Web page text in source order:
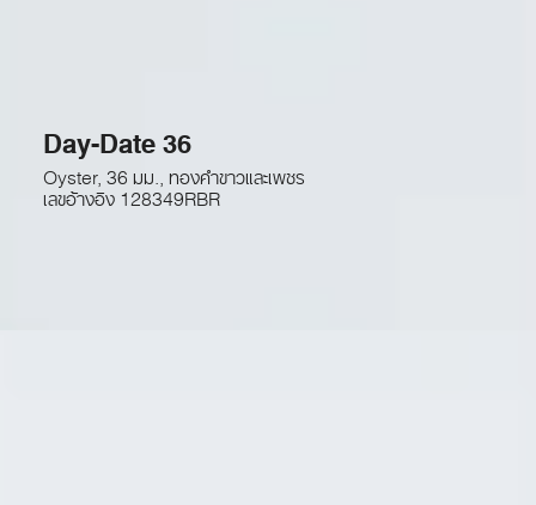
Day-Date 36
Oyster, 36 มม., ทองคำขาวและเพชร
เลขอ้างอิง128349RBR